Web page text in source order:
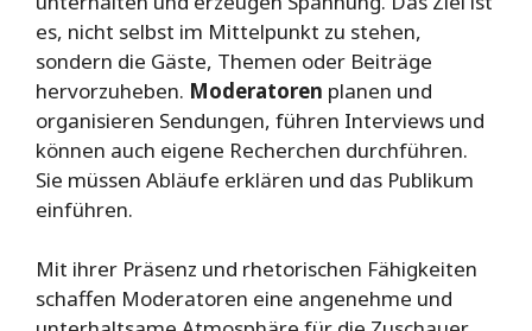
es, nicht selbst im Mittelpunkt zu stehen,
sondern die Gäste, Themen oder Beiträge
hervorzuheben. Moderatoren planen und
organisieren Sendungen, führen Interviews und
können auch eigene Recherchen durchführen.
Sie müssen Abläufe erklären und das Publikum
einführen.
Mit ihrer Präsenz und rhetorischen Fähigkeiten
schaffen Moderatoren eine angenehme und